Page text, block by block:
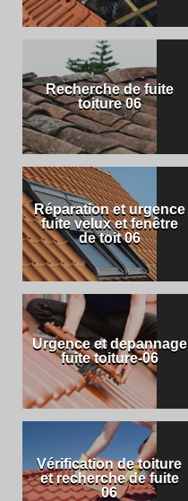
Recherche de fuite
toiture 06
Réparation et urgence
fuite velux et fenêtre
de toit 06
Urgence et depannage
fuite toiture-06
Vérification de toiture
et recherche de fuite
06